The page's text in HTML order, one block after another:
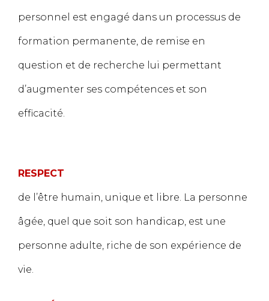
personnel est engagé dans un processus de
formation permanente, de remise en
question et de recherche lui permettant
d’augmenter ses compétences et son
efficacité.
RESPECT
de l’être humain, unique et libre. La personne
âgée, quel que soit son handicap, est une
personne adulte, riche de son expérience de
vie.